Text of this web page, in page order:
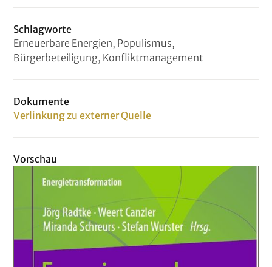
Schlagworte
Erneuerbare Energien, Populismus,
Bürgerbeteiligung, Konfliktmanagement
Dokumente
Verlinkung zu externer Quelle
Vorschau